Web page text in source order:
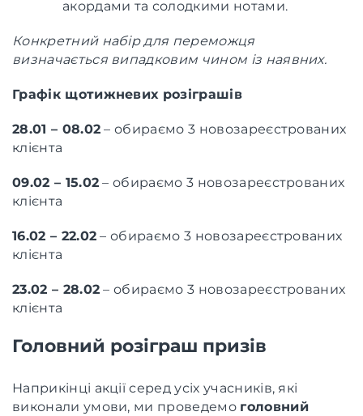
акордами та солодкими нотами.
Конкретний набір для переможця
визначається випадковим чином із наявних.
Графік щотижневих розіграшів
28.01 – 08.02 – обираємо 3 новозареєстрованих
клієнта
09.02 – 15.02 – обираємо 3 новозареєстрованих
клієнта
16.02 – 22.02 – обираємо 3 новозареєстрованих
клієнта
23.02 – 28.02 – обираємо 3 новозареєстрованих
клієнта
Головний розіграш призів
Наприкінці акції серед усіх учасників, які
виконали умови, ми проведемо головний